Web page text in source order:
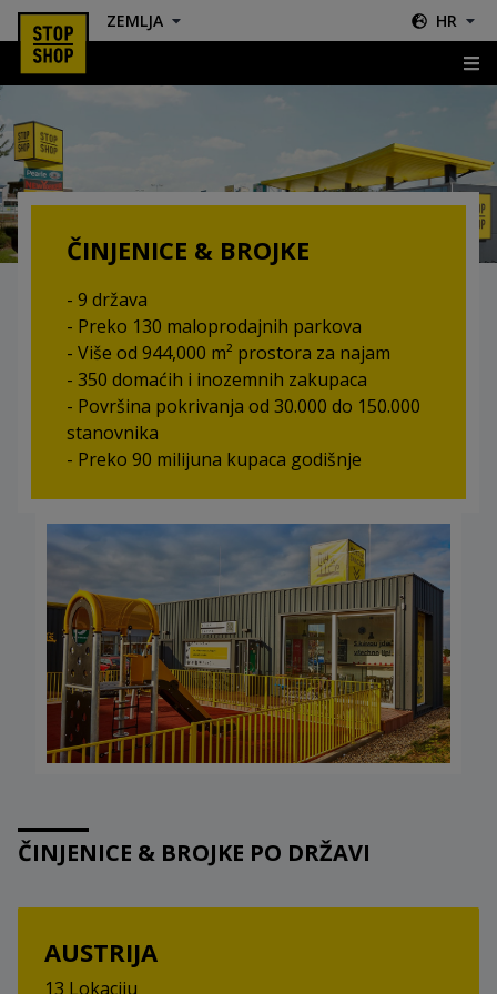
ZEMLJA HR
Činjenice & Brojke
ČINJENICE & BROJKE
- 9 država
- Preko 130 maloprodajnih parkova
- Više od 944,000 m² prostora za najam
- 350 domaćih i inozemnih zakupaca
- Površina pokrivanja od 30.000 do 150.000
stanovnika
- Preko 90 milijuna kupaca godišnje
ČINJENICE & BROJKE PO DRŽAVI
AUSTRIJA
13 Lokaciju